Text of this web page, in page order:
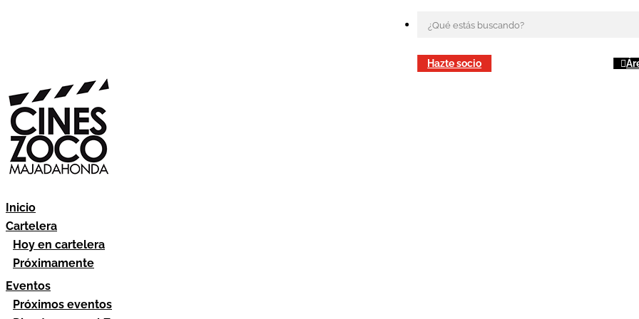
Hazte socio
Inicio
Cartelera
Hoy en cartelera
Próximamente
Eventos
Próximos eventos